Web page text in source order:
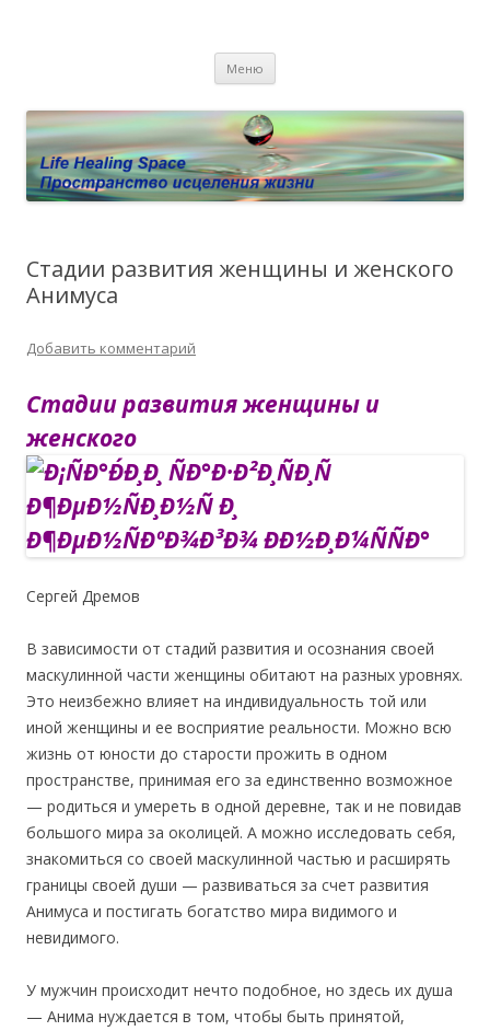
Личный сайт Елены Барымовой
исцелении воспоминанием и ренкарнационике. Услуги.
Меню
Стадии развития женщины и женского
Анимуса
Добавить комментарий
Стадии развития женщины и
женского
Сергей Дремов
В зависимости от стадий развития и осознания своей
маскулинной части женщины обитают на разных уровнях.
Это неизбежно влияет на индивидуальность той или
иной женщины и ее восприятие реальности. Можно всю
жизнь от юности до старости прожить в одном
пространстве, принимая его за единственно возможное
— родиться и умереть в одной деревне, так и не повидав
большого мира за околицей. А можно исследовать себя,
знакомиться со своей маскулинной частью и расширять
границы своей души — развиваться за счет развития
Анимуса и постигать богатство мира видимого и
невидимого.
У мужчин происходит нечто подобное, но здесь их душа
— Анима нуждается в том, чтобы быть принятой,